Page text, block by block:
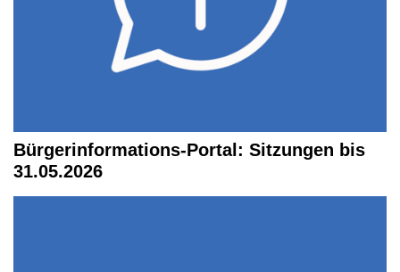
Bürgerinformations-Portal: Sitzungen bis
31.05.2026